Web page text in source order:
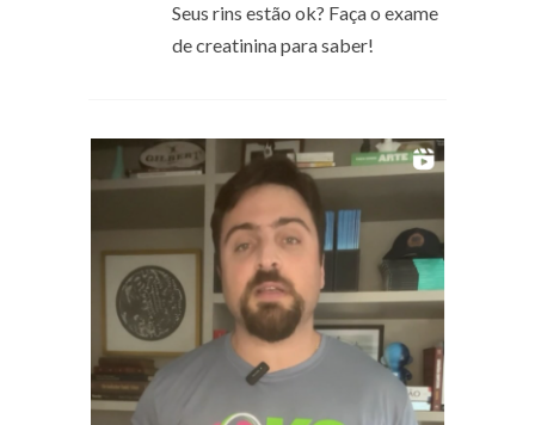
Seus rins estão ok? Faça o exame
de creatinina para saber!